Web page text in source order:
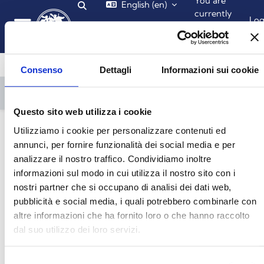
Consenso Dettagli Informazioni sui cookie
Questo sito web utilizza i cookie
Utilizziamo i cookie per personalizzare contenuti ed
annunci, per fornire funzionalità dei social media e per
analizzare il nostro traffico. Condividiamo inoltre
informazioni sul modo in cui utilizza il nostro sito con i
nostri partner che si occupano di analisi dei dati web,
pubblicità e social media, i quali potrebbero combinarle con
altre informazioni che ha fornito loro o che hanno raccolto
dal suo utilizzo dei loro servizi.
Skip to main content Toggle search input
English ‎(en)‎
currently
guest
access
in
CV_O_062 Hands-on proteomics
Back to Course
HOME COURSES
DOTTORATI DI RICERCA SCUOLA DI DOTTORATI DI RICERCA IN "SCIENZE E TECNOLOGIE DELLA VITA" ONCOLOGIA MOLECOLARE E TRASLAZIONALE E TECNOLOGIE MEDICO-CHIRURGICHE INNOVATIVE (OM) A.A. 2019 - 2020 CV_O_062 HANDS-ON PROTEOMICS 2019/20 MS AND PROTEOMICS BASICS QUANTITATIVE PROTEOMICS II - TMT, 1 DICEMBRE (10:00-11:00)